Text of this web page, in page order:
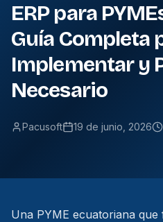
ERP para
Guía Completa
Implementar y
Necesario
Pacusoft 19 de junio, 2026
Una PYME ecuatoriana